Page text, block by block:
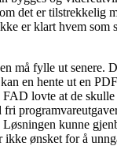
det er tilstrekkelig
er klart hvem som
må fylle ut senere.
en hente ut en
lovte at de
kunne
ønsket for å